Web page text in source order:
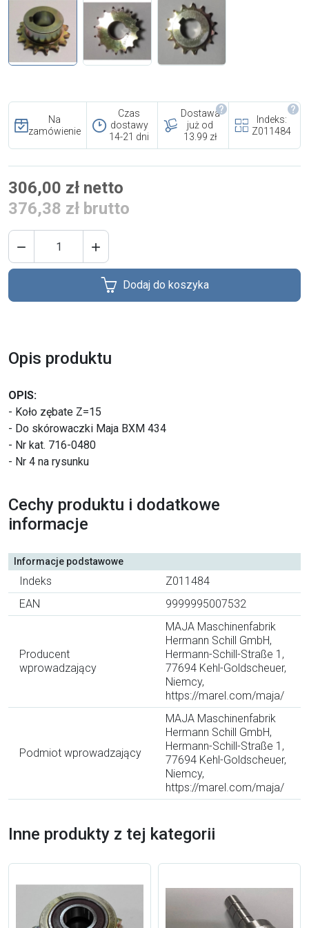
i cookies
Skontaktuj się z nami
EFA: Historia i oferta
mięsnego
Na
zamówienie
Czas
dostawy
14-21 dni
Dostawa
już od
13.99 zł
Indeks:
Z011484
306,00 zł netto
376,38 zł brutto
 
Dodaj do koszyka
Opis produktu
OPIS:
- Koło zębate Z=15
- Do skórowaczki Maja BXM 434
- Nr kat. 716-0480
- Nr 4 na rysunku
Cechy produktu i dodatkowe
informacje
Informacje podstawowe
Indeks
Z011484
EAN
9999995007532
Producent
wprowadzający
MAJA Maschinenfabrik
Hermann Schill GmbH,
Hermann-Schill-Straße 1,
77694 Kehl-Goldscheuer,
Niemcy,
https://marel.com/maja/
Podmiot wprowadzający
MAJA Maschinenfabrik
Hermann Schill GmbH,
Hermann-Schill-Straße 1,
77694 Kehl-Goldscheuer,
Niemcy,
https://marel.com/maja/
Inne produkty z tej kategorii